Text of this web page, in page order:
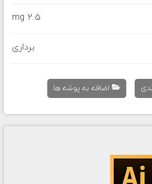
2.5 mg
برداری
اضافه به پوشه ها